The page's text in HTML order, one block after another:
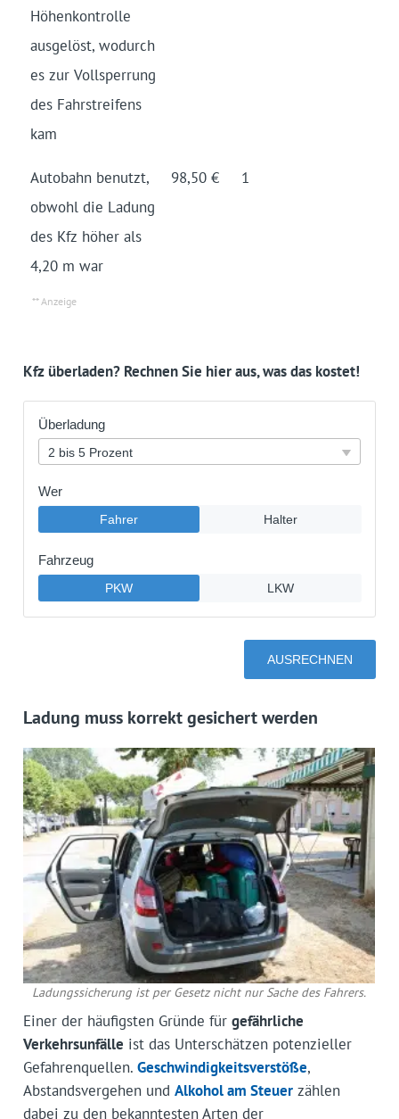
Höhen­kon­trolle
aus­gelöst, wo­durch
es zur Voll­sperrung
des Fahr­streifens
kam
Auto­bahn benutzt,
obwohl die Ladung
des Kfz höher als
4,20 m war
98,50 € 1
Kfz überladen? Rechnen Sie hier aus, was das kostet!
Ladung muss korrekt gesichert werden
Ladungssicherung ist per Gesetz nicht nur Sache des Fahrers.
Einer der häufigsten Gründe für gefährliche
Verkehrsunfälle ist das Unterschätzen potenzieller
Gefahrenquellen. Geschwindigkeitsverstöße,
Abstandsvergehen und Alkohol am Steuerzählen
dabei zu den bekanntesten Arten der